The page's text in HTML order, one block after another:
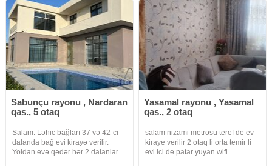
Sabunçu rayonu , Nardaran
qəs., 5 otaq
Salam. Ləhic bağları 37 və 42-ci
dalanda bağ evi kirayə verilir.
Yoldan evə qədər hər 2 dalanlar
Yasamal rayonu , Yasamal
qəs., 2 otaq
salam nizami metrosu teref de ev
kiraye verilir 2 otaq li orta temir li
evi ici de patar yuyan wifi